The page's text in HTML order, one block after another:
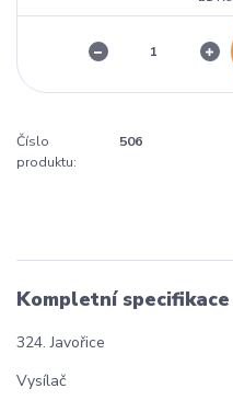
Číslo
produktu:
506
Kompletní specifikace
324. Javořice
Vysílač